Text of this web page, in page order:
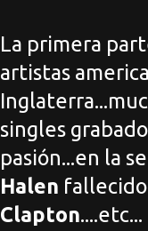
La primera
artistas
singles
pasión...en la
Halen fallecido
Clapton